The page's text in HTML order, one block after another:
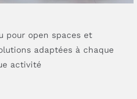
pour open spaces et
adaptées à chaque
activité